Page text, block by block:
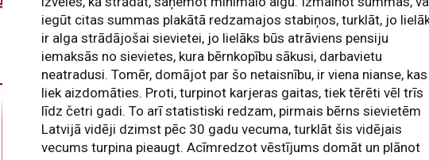
iegūt citas summas plakātā redzamajos stabiņos, turklāt, jo
ir alga strādājošai sievietei, jo lielāks būs atrāviens pensiju
iemaksās no sievietes, kura bērnkopību sākusi, darbavietu
neatradusi. Tomēr, domājot par šo netaisnību, ir viena nianse, kas
liek aizdomāties. Proti, turpinot karjeras gaitas, tiek tērēti vēl trīs
līdz četri gadi. To arī statistiski redzam, pirmais bērns sievietēm
Latvijā vidēji dzimst pēc 30 gadu vecuma, turklāt šis vidējais
vecums turpina pieaugt. Acīmredzot vēstījums domāt un plānot